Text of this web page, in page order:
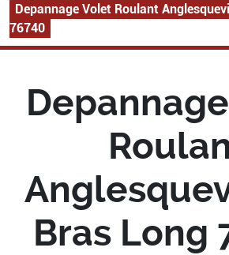
Depannage Volet Roulant
76740
Bras Long